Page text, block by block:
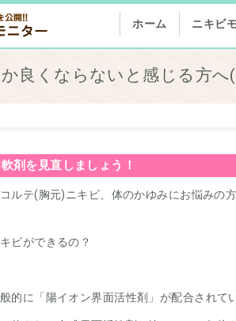
ホーム ニキビ
良くならないと感じる方へ
剤を見直しましょう！
ルテ(胸元)ニキビ、体のかゆみにお悩みの
ビができるの？
的に「陽イオン界面活性剤」が配合されて